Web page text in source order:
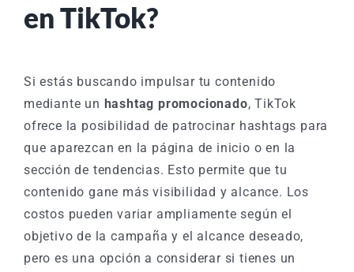
en TikTok?
Si estás buscando impulsar tu contenido
mediante un hashtag promocionado, TikTok
ofrece la posibilidad de patrocinar hashtags para
que aparezcan en la página de inicio o en la
sección de tendencias. Esto permite que tu
contenido gane más visibilidad y alcance. Los
costos pueden variar ampliamente según el
objetivo de la campaña y el alcance deseado,
pero es una opción a considerar si tienes un